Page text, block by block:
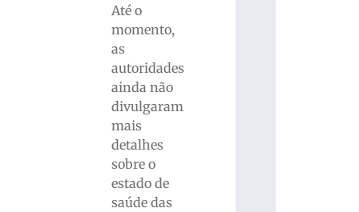
Até o
momento,
as
autoridades
ainda não
divulgaram
mais
detalhes
sobre o
estado de
saúde das